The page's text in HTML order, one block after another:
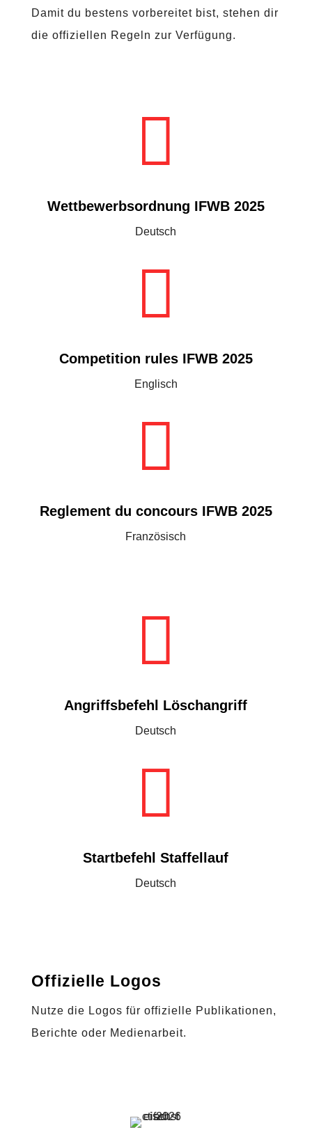
Damit du bestens vorbereitet bist, stehen dir
die offiziellen Regeln zur Verfügung.

Wettbewerbsordnung IFWB 2025
Deutsch

Competition rules IFWB 2025
Englisch

Reglement du concours IFWB 2025
Französisch

Angriffsbefehl Löschangriff
Deutsch

Startbefehl Staffellauf
Deutsch
Offizielle Logos
Nutze die Logos für offizielle Publikationen,
Berichte oder Medienarbeit.